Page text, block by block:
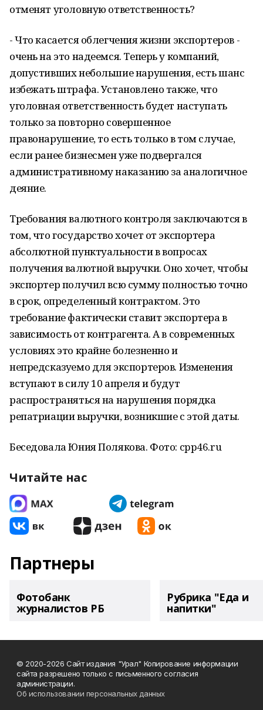
отменят уголовную ответственность?
- Что касается облегчения жизни экспортеров -
очень на это надеемся. Теперь у компаний,
допустивших небольшие нарушения, есть шанс
избежать штрафа. Установлено также, что
уголовная ответственность будет наступать
только за повторно совершенное
правонарушение, то есть только в том случае,
если ранее бизнесмен уже подвергался
административному наказанию за аналогичное
деяние.
Требования валютного контроля заключаются в
том, что государство хочет от экспортера
абсолютной пунктуальности в вопросах
получения валютной выручки. Оно хочет, чтобы
экспортер получил всю сумму полностью точно
в срок, определенный контрактом. Это
требование фактически ставит экспортера в
зависимость от контрагента. А в современных
условиях это крайне болезненно и
непредсказуемо для экспортеров. Изменения
вступают в силу 10 апреля и будут
распространяться на нарушения порядка
репатриации выручки, возникшие с этой даты.
Беседовала Юния Полякова. Фото: cpp46.ru
Читайте нас
Партнеры
Фотобанк
журналистов РБ
Рубрика "Еда и
напитки"
© 2020-2026 Сайт издания "Урал" Копирование информации
сайта разрешено только с письменного согласия
администрации.
Об использовании персональных данных